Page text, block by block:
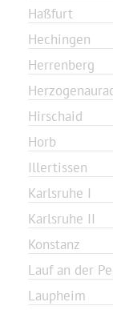
Haßfurt
Hechingen
Herrenberg
Hirschaid
Horb
Illertissen
Karlsruhe I
Karlsruhe II
Konstanz
Lauf an der
Laupheim